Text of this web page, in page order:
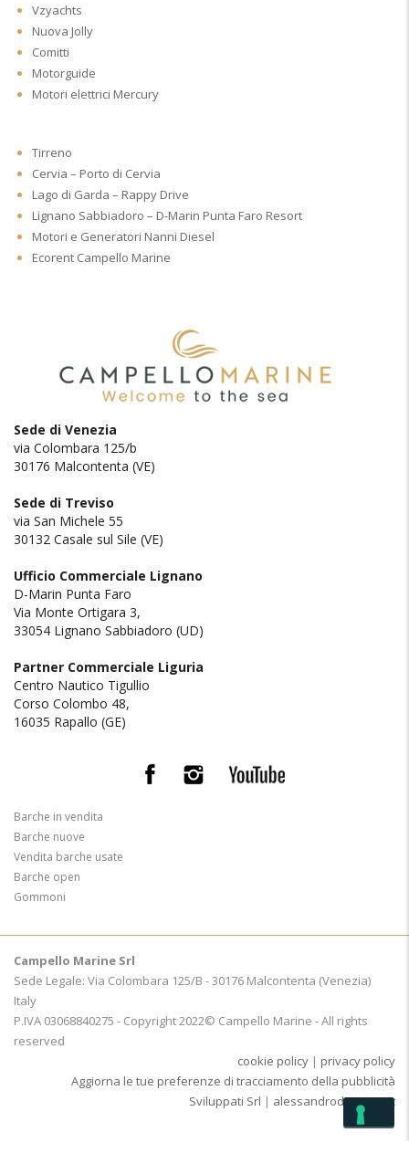
Vzyachts
Nuova Jolly
Comitti
Motorguide
Motori elettrici Mercury
Tirreno
Cervia – Porto di Cervia
Lago di Garda – Rappy Drive
Lignano Sabbiadoro – D-Marin Punta Faro Resort
Motori e Generatori Nanni Diesel
Ecorent Campello Marine
Sede di Venezia
via Colombara 125/b
30176 Malcontenta (VE)
Sede di Treviso
via San Michele 55
30132 Casale sul Sile (VE)
Ufficio Commerciale Lignano
D-Marin Punta Faro
Via Monte Ortigara 3,
33054 Lignano Sabbiadoro (UD)
Partner Commerciale Liguria
Centro Nautico Tigullio
Corso Colombo 48,
16035 Rapallo (GE)
Barche in vendita
Barche nuove
Vendita barche usate
Barche open
Gommoni
Campello Marine Srl
Sede Legale: Via Colombara 125/B - 30176 Malcontenta (Venezia)
Italy
P.IVA 03068840275 - Copyright 2022© Campello Marine - All rights
reserved
cookie policy | privacy policy
Aggiorna le tue preferenze di tracciamento della pubblicità
Sviluppati Srl | alessandrodemarco.it